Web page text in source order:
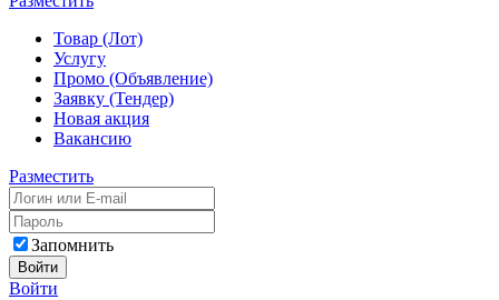
Товар (Лот)
Услугу
Промо (Объявление)
Заявку (Тендер)
Новая акция
Вакансию
Разместить
Запомнить
Войти
Войти